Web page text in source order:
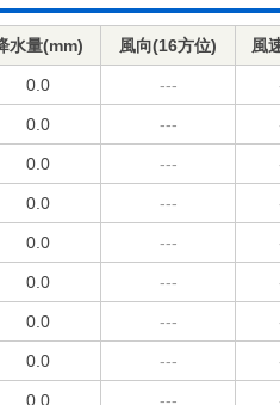
水量(mm) 風向(16方位) 風
0.0 ---
0.0 ---
0.0 ---
0.0 ---
0.0 ---
0.0 ---
0.0 ---
0.0 ---
0.0 ---